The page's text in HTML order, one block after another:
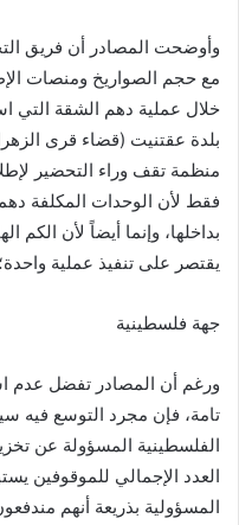
وأوضحت المصادر أن فريق
مع حجم الصواريخ ومنصات
خلال عملية دهم الشقة التي
بلدة عقتنيت (قضاء قرى
منظمة تقف وراء التحضير
فقط لأن الوحدات المكلفة
بداخلها، وإنما أيضاً لأن الكم
يقتصر على تنفيذ عملية
جهة فلسطينية
ورغم أن المصادر تفضل عدم
تامة، فإن مجرد التوسع فيه
الفلسطينية المسؤولة عن
العدد الإجمالي للموقوفين
المسؤولية بذريعة أنهم